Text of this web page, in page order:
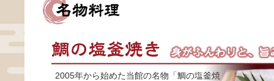
2005年から始めた当館の名物「鯛の塩釜焼